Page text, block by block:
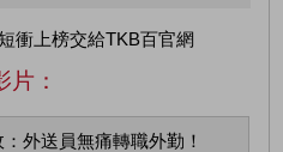
：
外送員無痛轉職外勤！